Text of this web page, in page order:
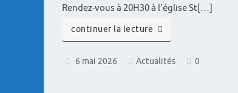
Rendez-vous à 20H30 à l’église St[…]
continuer la lecture
6 mai 2026 Actualités 0